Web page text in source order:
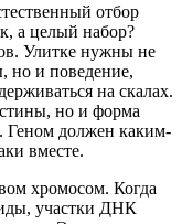
отбор
а целый набор?
Улитке нужны не
но и поведение,
на скалах.
но и форма
Геном должен каким-
вместе.
хромосом. Когда
участки ДНК